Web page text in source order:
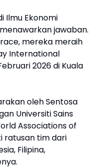
Ilmu Ekonomi
jawaban.
mereka meraih
International
2026 di Kuala
oleh Sentosa
Universiti Sains
Associations of
ratusan tim dari
Filipina,